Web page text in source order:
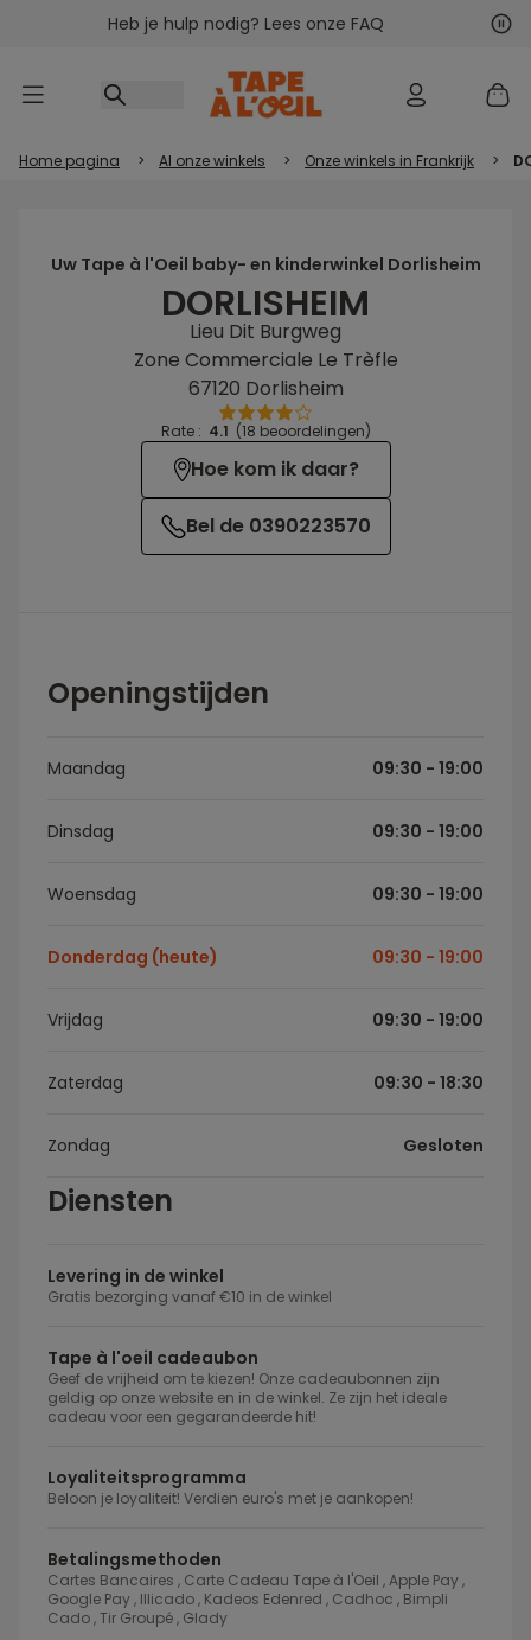
Ga naar inhoudHeb je hulp nodig? Lees onze FAQ
Home pagina > Al onze winkels > Onze winkels in Frankrijk >
Uw Tape à l'Oeil baby- en kinderwinkel Dorlisheim
DORLISHEIM
Lieu Dit Burgweg
Zone Commerciale Le Trèfle
67120 Dorlisheim
Rate : 4.1 (18 beoordelingen)
Hoe kom ik daar?
Bel de 0390223570
Openingstijden
Maandag 09:30 - 19:00
Dinsdag 09:30 - 19:00
Woensdag 09:30 - 19:00
Donderdag (heute) 09:30 - 19:00
Vrijdag 09:30 - 19:00
Zaterdag 09:30 - 18:30
Zondag Gesloten
Diensten
Levering in de winkel
Gratis bezorging vanaf €10 in de winkel
Tape à l'oeil cadeaubon
Geef de vrijheid om te kiezen! Onze cadeaubonnen zijn
geldig op onze website en in de winkel. Ze zijn het ideale
cadeau voor een gegarandeerde hit!
Loyaliteitsprogramma
Beloon je loyaliteit! Verdien euro's met je aankopen!
Betalingsmethoden
Cartes Bancaires , Carte Cadeau Tape à l'Oeil , Apple Pay ,
Google Pay , Illicado , Kadeos Edenred , Cadhoc , Bimpli
Cado , Tir Groupé , Glady